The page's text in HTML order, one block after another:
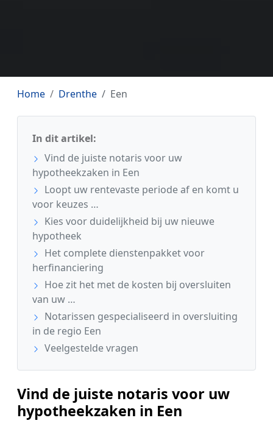
Home Drenthe Een
In dit artikel:
Vind de juiste notaris voor uw
hypotheekzaken in Een
Loopt uw rentevaste periode af en komt u
voor keuzes …
Kies voor duidelijkheid bij uw nieuwe
hypotheek
Het complete dienstenpakket voor
herfinanciering
Hoe zit het met de kosten bij oversluiten
van uw …
Notarissen gespecialiseerd in oversluiting
in de regio Een
Veelgestelde vragen
Vind de juiste notaris voor uw
hypotheekzaken in Een